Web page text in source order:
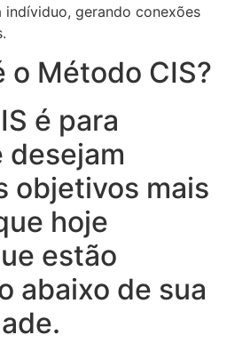
gerando conexões
o Método CIS?
é para
desejam
objetivos mais
hoje
estão
abaixo de sua